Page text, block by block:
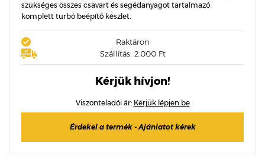
szükséges összes csavart és segédanyagot tartalmazó
komplett turbó beépítő készlet.
Raktáron
Szállítás: 2.000 Ft
Kérjük hívjon!
Viszonteladói ár: Kérjük lépjen be
Érdekel a termék - Ajánlatot kérek